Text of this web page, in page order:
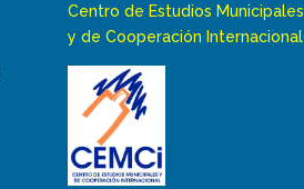
Centro de Estudios Municipales
y de Cooperación Internacional